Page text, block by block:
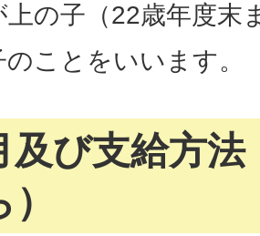
上の子（22歳年度末
ことをいいます。
及び支給方法